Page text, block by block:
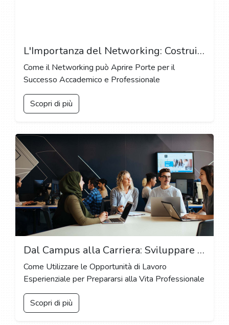
L'Importanza del Networking: Costruire Collegamenti Professionali come Studente
Come il Networking può Aprire Porte per il
Successo Accademico e Professionale
Scopri di più
Dal Campus alla Carriera: Sviluppare Competenze Trasferibili Attraverso Stage e Programmi di Cooperazione
Come Utilizzare le Opportunità di Lavoro
Esperienziale per Prepararsi alla Vita Professionale
Scopri di più